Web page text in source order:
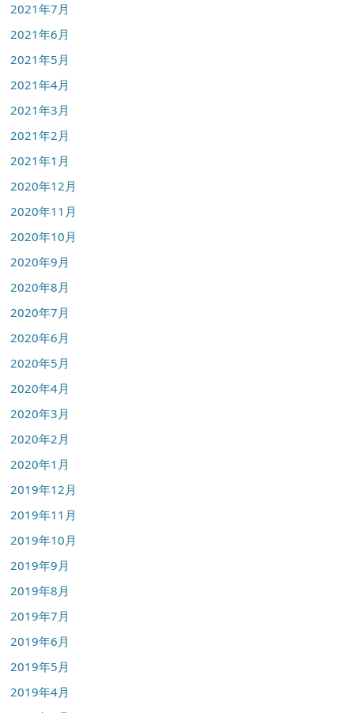
2021年7月
2021年6月
2021年5月
2021年4月
2021年3月
2021年2月
2021年1月
2020年12月
2020年11月
2020年10月
2020年9月
2020年8月
2020年7月
2020年6月
2020年5月
2020年4月
2020年3月
2020年2月
2020年1月
2019年12月
2019年11月
2019年10月
2019年9月
2019年8月
2019年7月
2019年6月
2019年5月
2019年4月